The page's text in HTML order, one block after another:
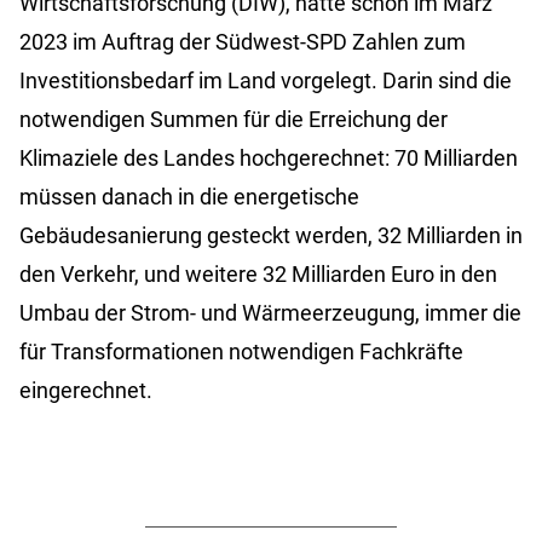
2023 im Auftrag der Südwest-SPD Zahlen zum
Investitionsbedarf im Land vorgelegt. Darin sind die
notwendigen Summen für die Erreichung der
Klimaziele des Landes hochgerechnet: 70 Milliarden
müssen danach in die energetische
Gebäudesanierung gesteckt werden, 32 Milliarden in
den Verkehr, und weitere 32 Milliarden Euro in den
Umbau der Strom- und Wärmeerzeugung, immer die
für Transformationen notwendigen Fachkräfte
eingerechnet.